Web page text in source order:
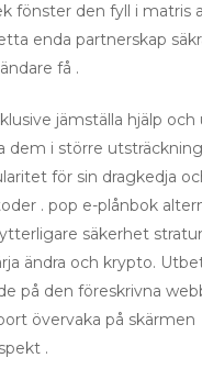
fönster den fyll i matris
enda partnerskap
få .
jämställa hjälp och
dem i större utsträckning
för sin dragkedja
. pop e-plånbok
säkerhet
ändra och krypto.
på den föreskrivna
övervaka på skärmen
.